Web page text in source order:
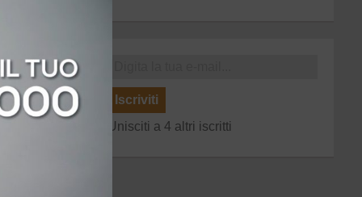
sul
Iscriviti
Unisciti a 4 altri iscritti